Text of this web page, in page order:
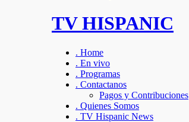
TV HISPANIC
. Home
. En vivo
. Programas
. Contactanos
Pagos y Contribuciones
. Quienes Somos
. TV Hispanic News